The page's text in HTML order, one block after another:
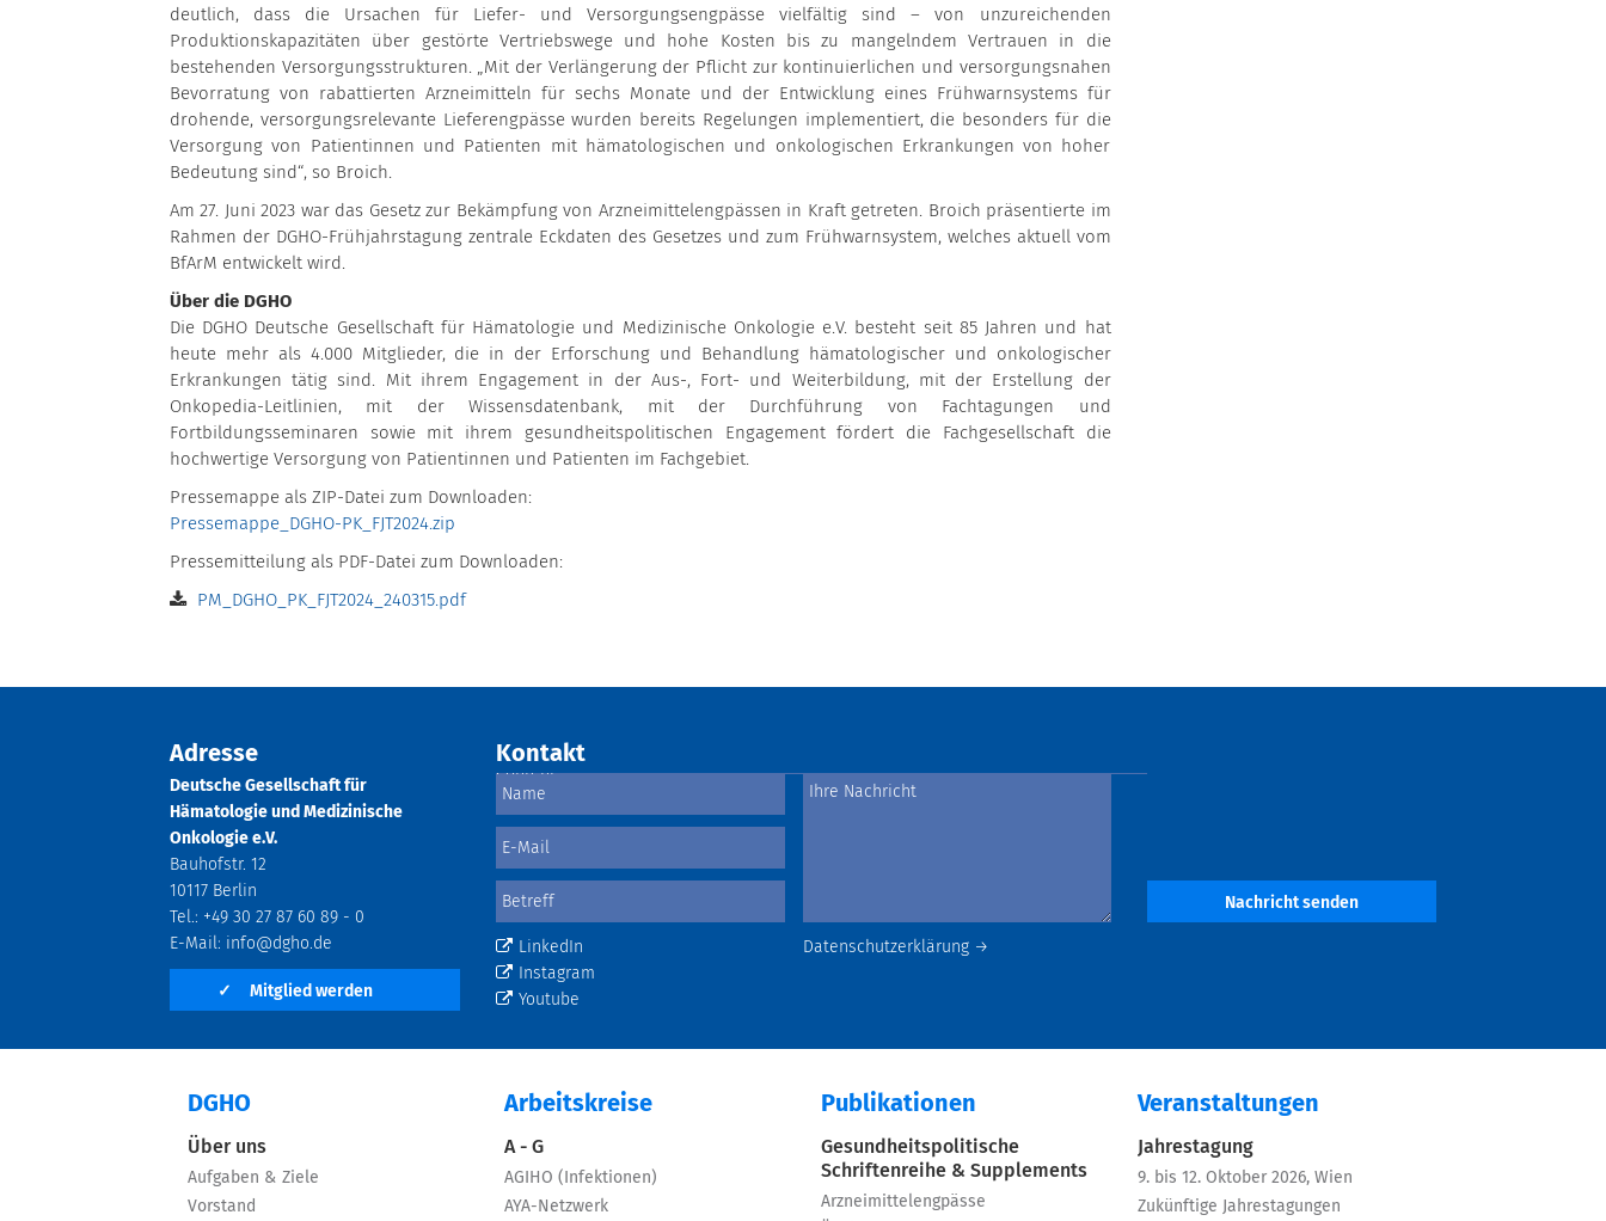
deutlich, dass die Ursachen für Liefer- und Versorgungsengpässe vielfältig sind – von unzureichenden
Produktionskapazitäten über gestörte Vertriebswege und hohe Kosten bis zu mangelndem Vertrauen in die
bestehenden Versorgungsstrukturen. „Mit der Verlängerung der Pflicht zur kontinuierlichen und versorgungsnahen
Bevorratung von rabattierten Arzneimitteln für sechs Monate und der Entwicklung eines Frühwarnsystems für
drohende, versorgungsrelevante Lieferengpässe wurden bereits Regelungen implementiert, die besonders für die
Versorgung von Patientinnen und Patienten mit hämatologischen und onkologischen Erkrankungen von hoher
Bedeutung sind“, so Broich.
Am 27. Juni 2023 war das Gesetz zur Bekämpfung von Arzneimittelengpässen in Kraft getreten. Broich präsentierte im
Rahmen der DGHO-Frühjahrstagung zentrale Eckdaten des Gesetzes und zum Frühwarnsystem, welches aktuell vom
BfArM entwickelt wird.
Über die DGHO
Die DGHO Deutsche Gesellschaft für Hämatologie und Medizinische Onkologie e.V. besteht seit 85 Jahren und hat
heute mehr als 4.000 Mitglieder, die in der Erforschung und Behandlung hämatologischer und onkologischer
Erkrankungen tätig sind. Mit ihrem Engagement in der Aus-, Fort- und Weiterbildung, mit der Erstellung der
Onkopedia-Leitlinien, mit der Wissensdatenbank, mit der Durchführung von Fachtagungen und
Fortbildungsseminaren sowie mit ihrem gesundheitspolitischen Engagement fördert die Fachgesellschaft die
hochwertige Versorgung von Patientinnen und Patienten im Fachgebiet.
Pressemappe als ZIP-Datei zum Downloaden:
Pressemappe_DGHO-PK_FJT2024.zip
Pressemitteilung als PDF-Datei zum Downloaden:
PM_DGHO_PK_FJT2024_240315.pdf
Adresse
Deutsche Gesellschaft für
Hämatologie und Medizinische
Onkologie e.V.
Bauhofstr. 12
10117 Berlin
Tel.: +49 30 27 87 60 89 - 0
E-Mail: info@dgho.de
✓ Mitglied werden
Kontakt
Datenschutzerklärung →
LinkedIn
Instagram
Youtube
Nachricht senden
DGHO
Über uns
Aufgaben & Ziele
Vorstand
Arbeitskreise
A - G
AGIHO (Infektionen)
AYA-Netzwerk
Publikationen
Gesundheitspolitische
Schriftenreihe & Supplements
Arzneimittelengpässe
Veranstaltungen
Jahrestagung
9. bis 12. Oktober 2026, Wien
Zukünftige Jahrestagungen